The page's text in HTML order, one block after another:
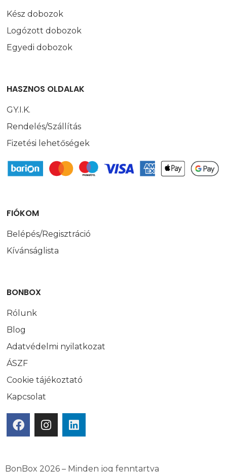
Kész dobozok
Logózott dobozok
Egyedi dobozok
HASZNOS OLDALAK
GY.I.K.
Rendelés/Szállítás
Fizetési lehetőségek
FIÓKOM
Belépés/Regisztráció
Kívánságlista
BONBOX
Rólunk
Blog
Adatvédelmi nyilatkozat
ÁSZF
Cookie tájékoztató
Kapcsolat
BonBox 2026 – Minden jog fenntartva